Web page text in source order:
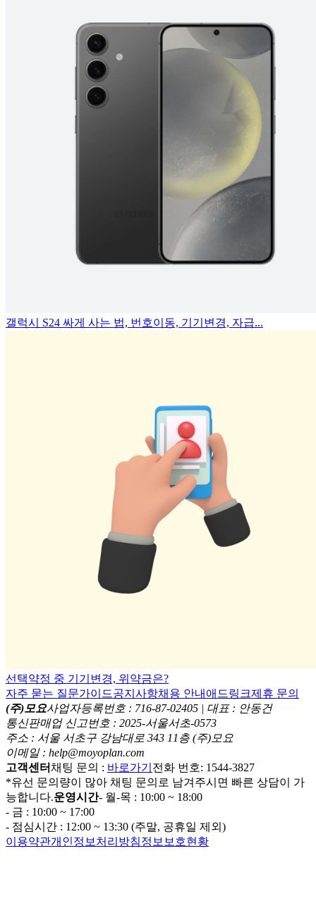
갤럭시 S24 싸게 사는 법, 번호이동, 기기변경, 자급...
선택약정 중 기기변경, 위약금은?
자주 묻는 질문가이드공지사항채용 안내 애드링크제휴 문의
(주)모요사업자등록번호 : 716-87-02405 | 대표 : 안동건
통신판매업 신고번호 : 2025-서울서초-0573
주소 : 서울 서초구 강남대로 343 11층 (주)모요
이메일 : help@moyoplan.com
고객센터채팅 문의 : 바로가기 전화 번호: 1544-3827
*유선 문의량이 많아 채팅 문의로 남겨주시면 빠른 상담이 가
능합니다.운영시간- 월-목 : 10:00 ~ 18:00
- 금 : 10:00 ~ 17:00
- 점심시간 : 12:00 ~ 13:30 (주말, 공휴일 제외)
이용약관개인정보처리방침정보보호현황